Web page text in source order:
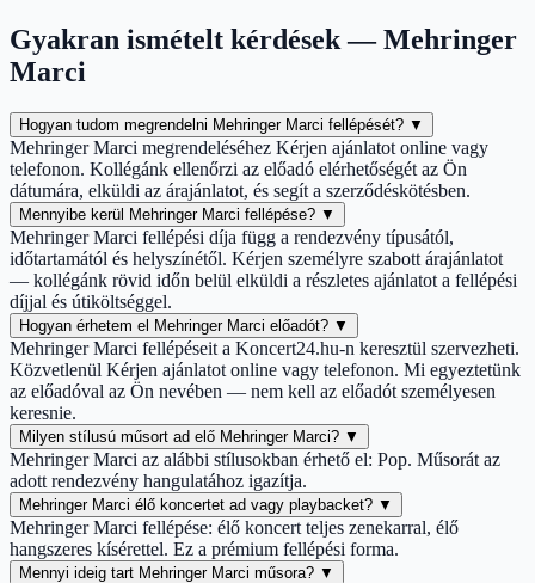
Gyakran ismételt kérdések — Mehringer
Marci
Hogyan tudom megrendelni Mehringer Marci fellépését? ▼
Mehringer Marci megrendeléséhez Kérjen ajánlatot online vagy
telefonon. Kollégánk ellenőrzi az előadó elérhetőségét az Ön
dátumára, elküldi az árajánlatot, és segít a szerződéskötésben.
Mennyibe kerül Mehringer Marci fellépése? ▼
Mehringer Marci fellépési díja függ a rendezvény típusától,
időtartamától és helyszínétől. Kérjen személyre szabott árajánlatot
— kollégánk rövid időn belül elküldi a részletes ajánlatot a fellépési
díjjal és útiköltséggel.
Hogyan érhetem el Mehringer Marci előadót? ▼
Mehringer Marci fellépéseit a Koncert24.hu-n keresztül szervezheti.
Közvetlenül Kérjen ajánlatot online vagy telefonon. Mi egyeztetünk
az előadóval az Ön nevében — nem kell az előadót személyesen
keresnie.
Milyen stílusú műsort ad elő Mehringer Marci? ▼
Mehringer Marci az alábbi stílusokban érhető el: Pop. Műsorát az
adott rendezvény hangulatához igazítja.
Mehringer Marci élő koncertet ad vagy playbacket? ▼
Mehringer Marci fellépése: élő koncert teljes zenekarral, élő
hangszeres kísérettel. Ez a prémium fellépési forma.
Mennyi ideig tart Mehringer Marci műsora? ▼